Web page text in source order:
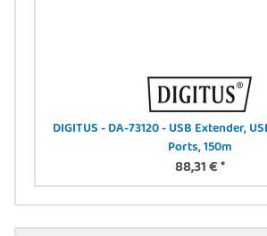
DIGITUS - DA-73120 - USB Extender,
Ports, 150m
88,31 €*